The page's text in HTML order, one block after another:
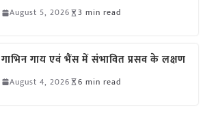
August 5, 2026 3 min read
गाभिन गाय एवं भैंस में संभावित प्रसव के लक्षण
August 4, 2026 6 min read